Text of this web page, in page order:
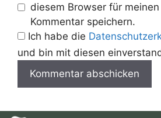
diesem Browser für
Kommentar speichern.
Ich habe die
und bin mit diesen